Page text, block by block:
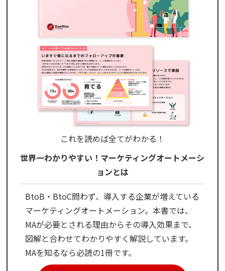
これを読めば全てがわかる！
世界一わかりやすい！マーケティングオートメーシ
ョンとは
BtoB・BtoC問わず、導入する企業が増えている
マーケティングオートメーション。本書では、
MAが必要とされる理由からその導入効果まで、
図解と合わせてわかりやすく解説しています。
MAを知るなら必読の1冊です。